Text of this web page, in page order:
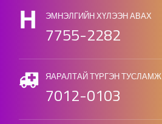
ЭМНЭЛГИЙН ХҮЛЭЭН АВАХ
7755-2282
ЯАРАЛТАЙ ТҮРГЭН ТУСЛАМЖ
7012-0103